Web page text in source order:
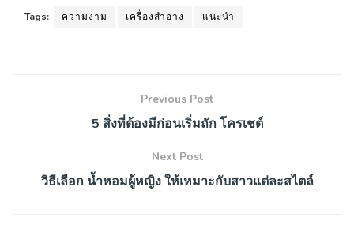
Tags: ความงาม เครื่องสำอาง แนะนำ
Previous Post
5 สิ่งที่ต้องมีก่อนเริ่มถัก โครเชต์
Next Post
วิธีเลือก น้ำหอมผู้หญิง ให้เหมาะกับสาวแต่ละสไตล์